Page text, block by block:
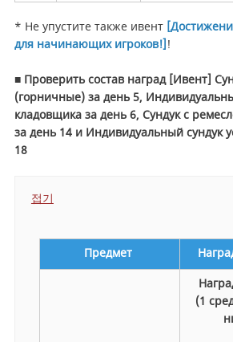
* Не упустите также ивент
для начинающих игроков!]!
■ Проверить состав наград [Ивент]
(горничные) за день 5,
кладовщика за день 6, Сундук с
за день 14 и Индивидуальный сундук
18
접기
Предмет
(1